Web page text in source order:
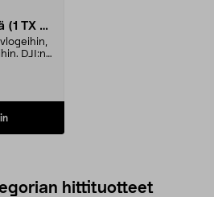
TX + 1
DJI:n
hittituotteet